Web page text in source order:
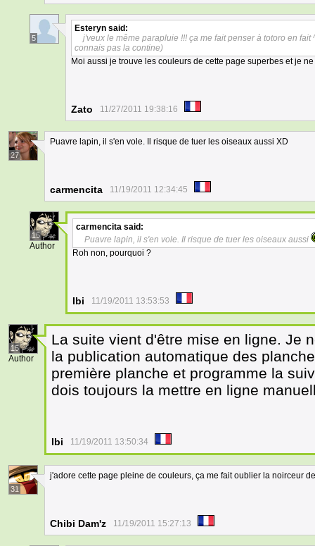
5
Esteryn said:
j'veux le même parapluie !!! ça me fait penser à totoro en
connais pas la contine)
Moi aussi je trouve les couleurs de cette page superbes et je
Zato 11/27/2011 19:38:16
27
Puavre lapin, il s'en vole. Il risque de tuer les oiseaux aussi XD
carmencita 11/19/2011 12:34:45
15
Author
carmencita said:
Puavre lapin, il s'en vole. Il risque de tuer les oiseaux aussi
Roh non, pourquoi ?
Ibi 11/19/2011 13:53:53
15
Author
La suite vient d'être mise en ligne. Je
la publication automatique des
première planche et programme la
dois toujours la mettre en ligne
Ibi 11/19/2011 13:50:34
31
j'adore cette page pleine de couleurs, ça me fait oublier la noirceur
Chibi Dam'z 11/19/2011 15:27:13